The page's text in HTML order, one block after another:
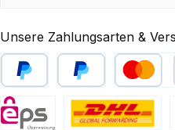
Unsere Zahlungsarten &
PayPal Später Bezahlen
Kredit-